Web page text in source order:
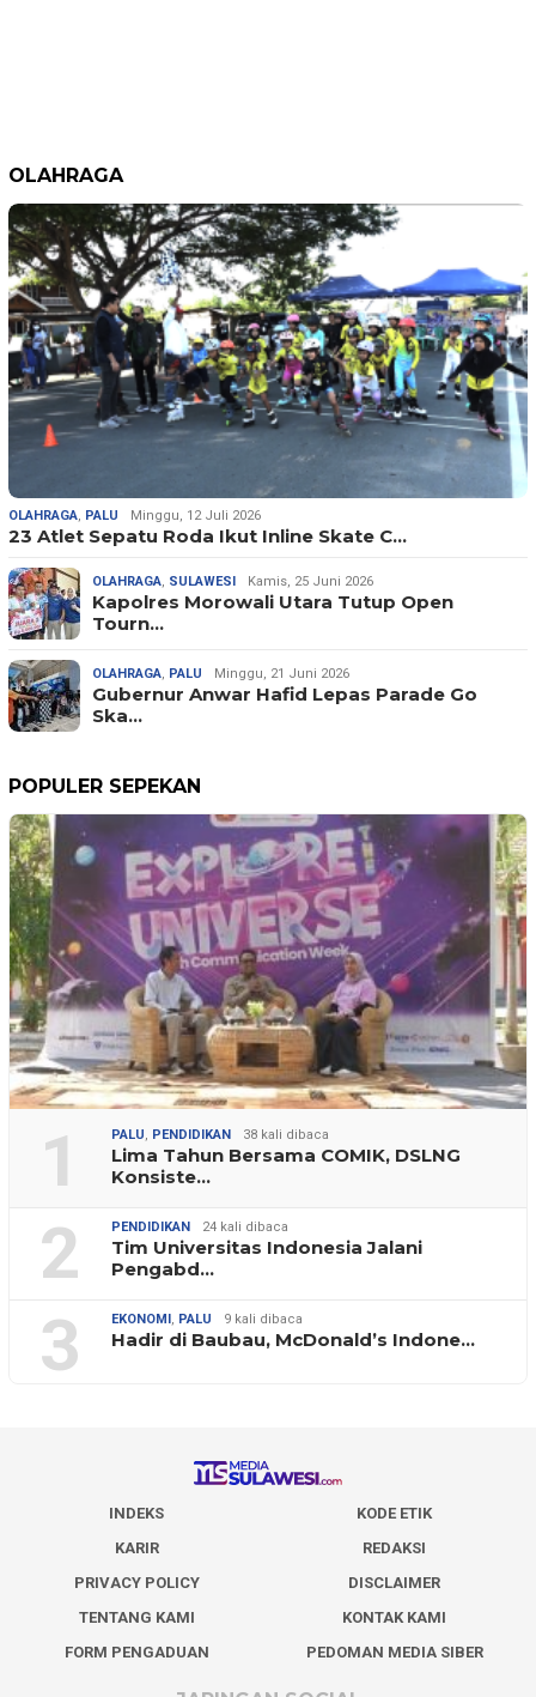
OLAHRAGA
OLAHRAGA, PALU Minggu, 12 Juli 2026
23 Atlet Sepatu Roda Ikut Inline Skate C…
OLAHRAGA, SULAWESI Kamis, 25 Juni 2026
Kapolres Morowali Utara Tutup Open
Tourn…
OLAHRAGA, PALU Minggu, 21 Juni 2026
Gubernur Anwar Hafid Lepas Parade Go
Ska…
POPULER SEPEKAN
1 PALU, PENDIDIKAN 38 kali dibaca
Lima Tahun Bersama COMIK, DSLNG
Konsiste…
2 PENDIDIKAN 24 kali dibaca
Tim Universitas Indonesia Jalani
Pengabd…
3 EKONOMI, PALU 9 kali dibaca
Hadir di Baubau, McDonald’s Indone…
INDEKS
KODE ETIK
KARIR
REDAKSI
PRIVACY POLICY
DISCLAIMER
TENTANG KAMI
KONTAK KAMI
FORM PENGADUAN
PEDOMAN MEDIA SIBER